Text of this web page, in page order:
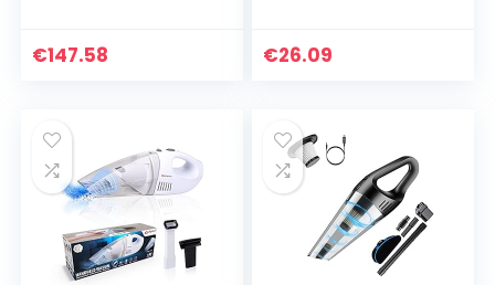
ausziehbare
€147.58 €26.09